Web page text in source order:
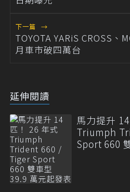
下一篇 →
TOYOTA YARiS CROSS、
月車市破四萬台
延伸閱讀
馬力提升
Triumph
Sport 660